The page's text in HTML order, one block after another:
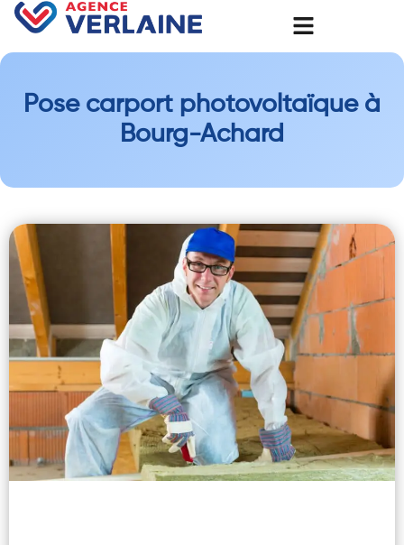
Pose carport photovoltaïque à
Bourg-Achard